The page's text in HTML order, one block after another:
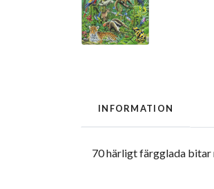
INFORMATION
70 härligt färgglada bitar